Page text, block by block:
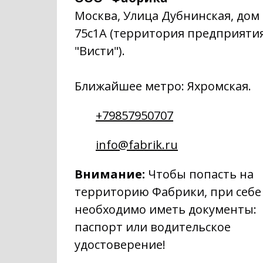
Москва, Улица Дубнинская, дом
75с1А (территория
"Висти").
Ближайшее метро: Яхромская.
+79857950707
info@fabrik.ru
Внимание: Чтобы попасть на
территорию Фабрики, при себе
необходимо иметь документы:
паспорт или водительское
удостоверение!